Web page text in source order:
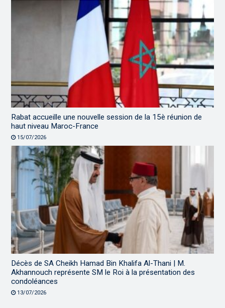
Rabat accueille une nouvelle session de la 15è réunion de
haut niveau Maroc-France
15/07/2026
Décès de SA Cheikh Hamad Bin Khalifa Al-Thani | M.
Akhannouch représente SM le Roi à la présentation des
condoléances
13/07/2026